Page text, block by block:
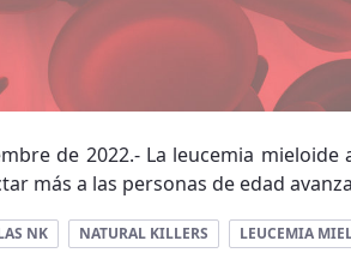
de 2022.- La leucemia
más a las personas de edad
NK NATURAL KILLERS LEUCEMIA